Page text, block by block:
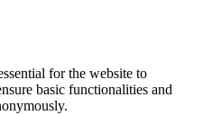
for the website to
basic functionalities and